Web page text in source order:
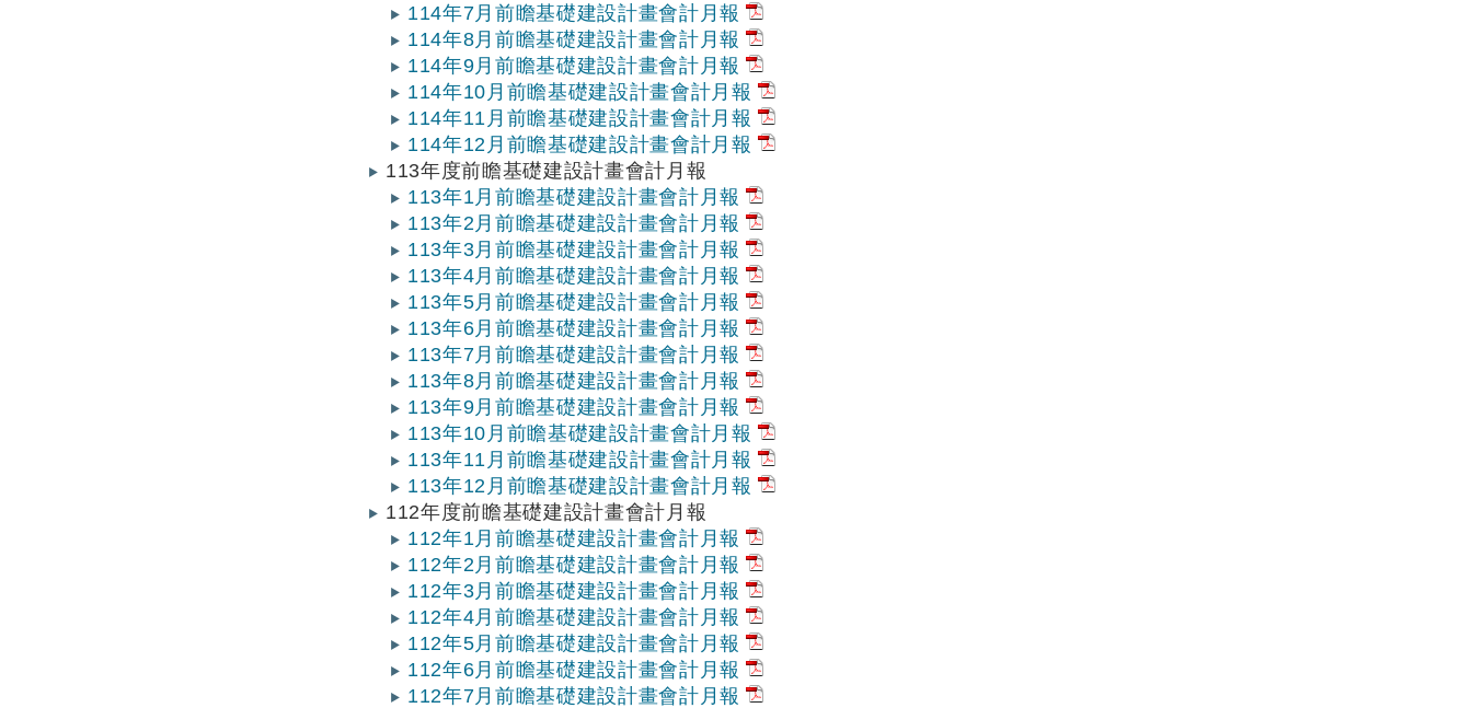
114年7月前瞻基礎建設計畫會計月報
114年8月前瞻基礎建設計畫會計月報
114年9月前瞻基礎建設計畫會計月報
114年10月前瞻基礎建設計畫會計月報
114年11月前瞻基礎建設計畫會計月報
114年12月前瞻基礎建設計畫會計月報
113年度前瞻基礎建設計畫會計月報
113年1月前瞻基礎建設計畫會計月報
113年2月前瞻基礎建設計畫會計月報
113年3月前瞻基礎建設計畫會計月報
113年4月前瞻基礎建設計畫會計月報
113年5月前瞻基礎建設計畫會計月報
113年6月前瞻基礎建設計畫會計月報
113年7月前瞻基礎建設計畫會計月報
113年8月前瞻基礎建設計畫會計月報
113年9月前瞻基礎建設計畫會計月報
113年10月前瞻基礎建設計畫會計月報
113年11月前瞻基礎建設計畫會計月報
113年12月前瞻基礎建設計畫會計月報
112年度前瞻基礎建設計畫會計月報
112年1月前瞻基礎建設計畫會計月報
112年2月前瞻基礎建設計畫會計月報
112年3月前瞻基礎建設計畫會計月報
112年4月前瞻基礎建設計畫會計月報
112年5月前瞻基礎建設計畫會計月報
112年6月前瞻基礎建設計畫會計月報
112年7月前瞻基礎建設計畫會計月報